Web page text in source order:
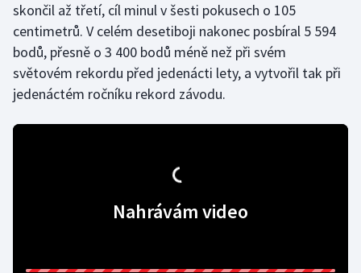
Olympijské hry
Parasport
Plavání
skončil až třetí, cíl minul v šesti pokusech o 105
centimetrů. V celém desetiboji nakonec posbíral 5 594
bodů, přesně o 3 400 bodů méně než při svém
světovém rekordu před jedenácti lety, a vytvořil tak při
jedenáctém ročníku rekord závodu.
Nahrávám video